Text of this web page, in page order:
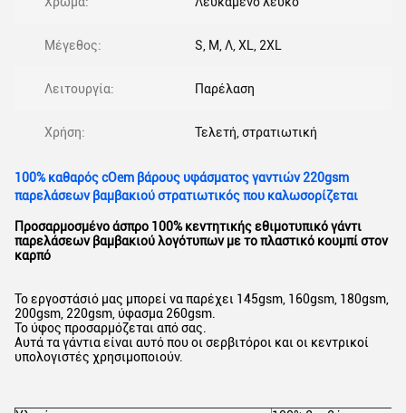
Μέγεθος: S, Μ, Λ, XL, 2XL
Λειτουργία: Παρέλαση
Χρήση: Τελετή, στρατιωτική
100% καθαρός cOem βάρους υφάσματος γαντιών 220gsm
παρελάσεων βαμβακιού στρατιωτικός που καλωσορίζεται
Προσαρμοσμένο άσπρο 100% κεντητικής εθιμοτυπικό γάντι
παρελάσεων βαμβακιού λογότυπων με το πλαστικό κουμπί στον
καρπό
Το εργοστάσιό μας μπορεί να παρέχει 145gsm, 160gsm, 180gsm,
200gsm, 220gsm, ύφασμα 260gsm.
Το ύφος προσαρμόζεται από σας.
Αυτά τα γάντια είναι αυτό που οι σερβιτόροι και οι κεντρικοί
υπολογιστές χρησιμοποιούν.